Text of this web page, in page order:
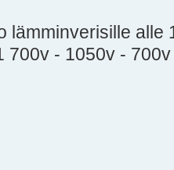
lämminverisille alle
700v - 1050v -